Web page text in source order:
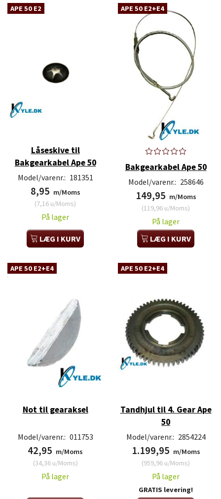
APE 50 E2
Låseskive til
Bakgearkabel Ape 50
Model/varenr.: 181351
8,95 m/Moms
(7,16 u/Moms)
På lager
LÆG I KURV
APE 50 E2+E4
Bakgearkabel Ape 50
Model/varenr.: 258646
149,95 m/Moms
(119,96 u/Moms)
På lager
LÆG I KURV
APE 50 E2+E4
Not til gearaksel
Model/varenr.: 011753
42,95 m/Moms
(34,36u/Moms)
På lager
APE 50 E2+E4
Tandhjul til 4. Gear Ape
50
Model/varenr.: 2854224
1.199,95 m/Moms
(959,96 u/Moms)
På lager
GRATIS levering!